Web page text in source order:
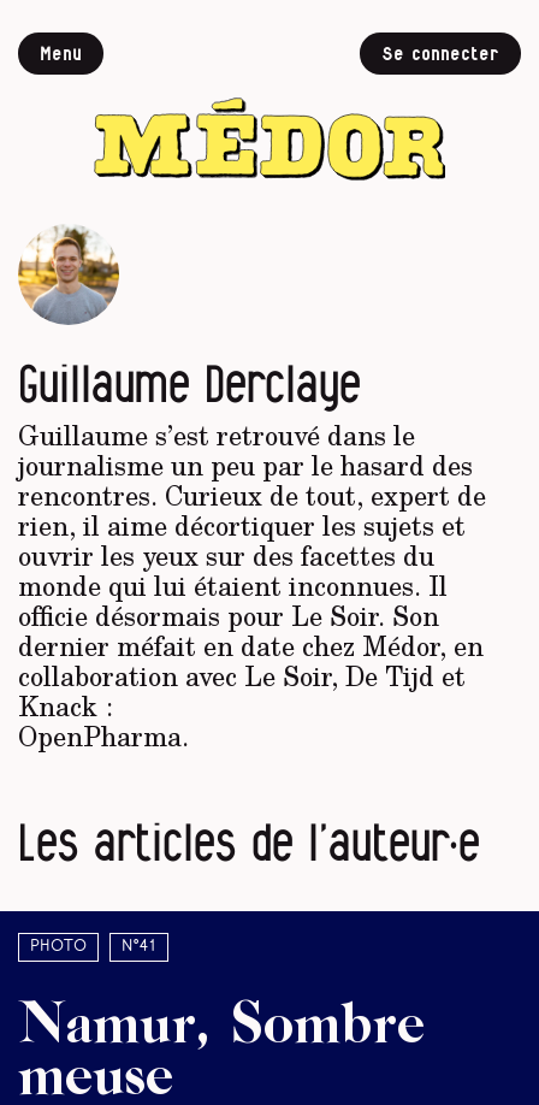
Menu Se connecter
Guillaume Derclaye
Guillaume s’est retrouvé dans le
journalisme un peu par le hasard des
rencontres. Curieux de tout, expert de
rien, il aime décortiquer les sujets et
ouvrir les yeux sur des facettes du
monde qui lui étaient inconnues. Il
officie désormais pour Le Soir. Son
dernier méfait en date chez Médor, en
collaboration avec Le Soir, De Tijd et
Knack :
OpenPharma.
Les articles de l’auteur·e
Photo N°41
Namur, Sombre
meuse